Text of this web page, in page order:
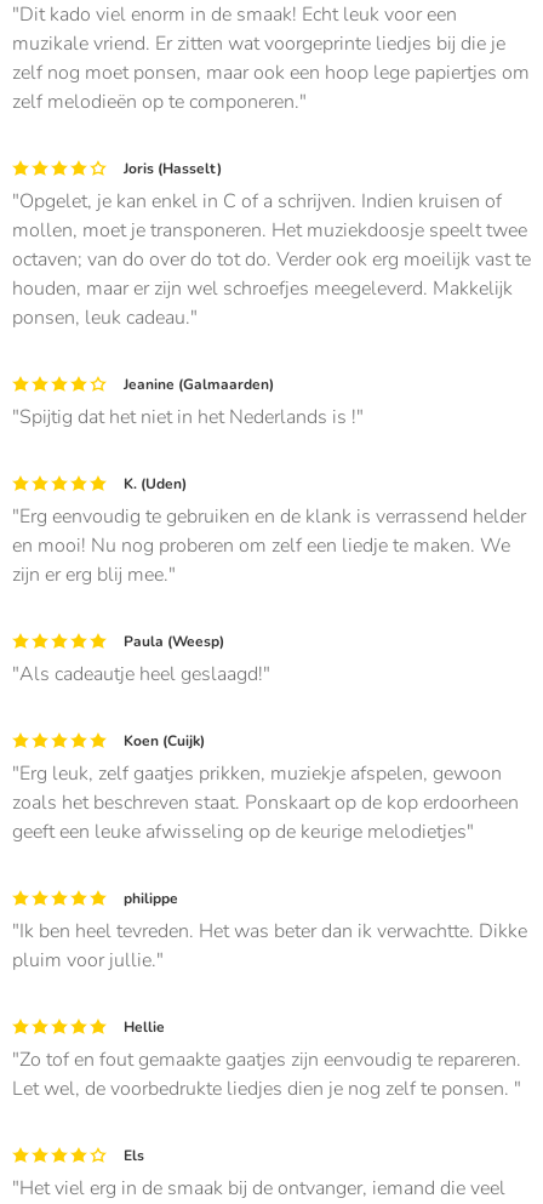
Dit kado viel enorm in de smaak! Echt leuk voor een
muzikale vriend. Er zitten wat voorgeprinte liedjes bij die je
zelf nog moet ponsen, maar ook een hoop lege papiertjes om
zelf melodieën op te componeren.
Joris (Hasselt)
Opgelet, je kan enkel in C of a schrijven. Indien kruisen of
mollen, moet je transponeren. Het muziekdoosje speelt twee
octaven; van do over do tot do. Verder ook erg moeilijk vast te
houden, maar er zijn wel schroefjes meegeleverd. Makkelijk
ponsen, leuk cadeau.
Jeanine (Galmaarden)
Spijtig dat het niet in het Nederlands is !
K. (Uden)
Erg eenvoudig te gebruiken en de klank is verrassend helder
en mooi! Nu nog proberen om zelf een liedje te maken. We
zijn er erg blij mee.
Paula (Weesp)
Als cadeautje heel geslaagd!
Koen (Cuijk)
Erg leuk, zelf gaatjes prikken, muziekje afspelen, gewoon
zoals het beschreven staat. Ponskaart op de kop erdoorheen
geeft een leuke afwisseling op de keurige melodietjes
philippe
Ik ben heel tevreden. Het was beter dan ik verwachtte. Dikke
pluim voor jullie.
Hellie
Zo tof en fout gemaakte gaatjes zijn eenvoudig te repareren.
Let wel, de voorbedrukte liedjes dien je nog zelf te ponsen.
Els
Het viel erg in de smaak bij de ontvanger, iemand die veel